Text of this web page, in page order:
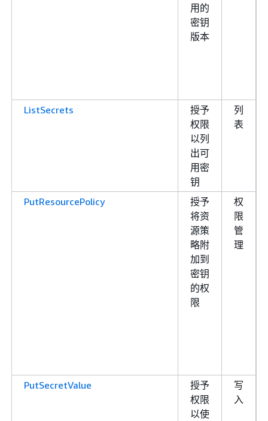
用的
密钥
版本
ListSecrets
授予
权限
以列
出可
用密
钥
列
表
PutResourcePolicy
授予
将资
源策
略附
加到
密钥
的权
限
权
限
管
理
PutSecretValue
授予
权限
以使
写
入